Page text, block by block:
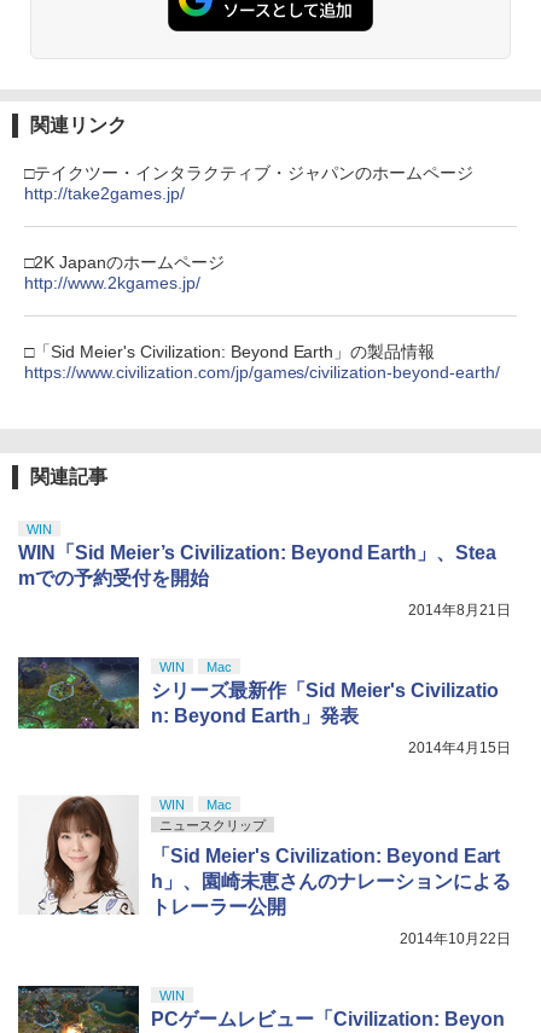
関連リンク
□テイクツー・インタラクティブ・ジャパンのホームページ
http://take2games.jp/
□2K Japanのホームページ
http://www.2kgames.jp/
□「Sid Meier's Civilization: Beyond Earth」の製品情報
https://www.civilization.com/jp/games/civilization-beyond-earth/
関連記事
WIN
WIN「Sid Meier’s Civilization: Beyond Earth」、Stea
mでの予約受付を開始
2014年8月21日
WIN Mac
シリーズ最新作「Sid Meier's Civilizatio
n: Beyond Earth」発表
2014年4月15日
WIN
Mac
ニュースクリップ
「Sid Meier's Civilization: Beyond Eart
h」、園崎未恵さんのナレーションによる
トレーラー公開
2014年10月22日
WIN
PCゲームレビュー「Civilization: Beyon